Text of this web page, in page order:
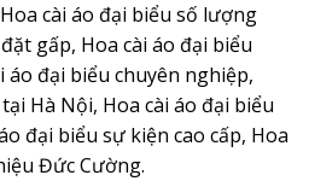
cài áo đại biểu số lượng
gấp, Hoa cài áo đại biểu
áo đại biểu chuyên nghiệp,
Hà Nội, Hoa cài áo đại biểu
đại biểu sự kiện cao cấp, Hoa
Đức Cường.